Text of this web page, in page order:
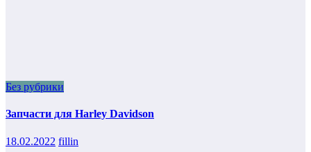
Без рубрики
Запчасти для Harley Davidson
18.02.2022 fillin